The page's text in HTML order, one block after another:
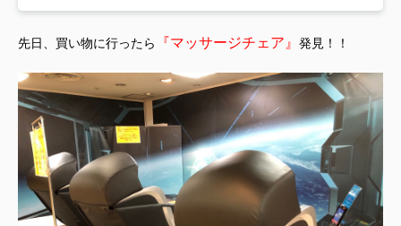
先日、買い物に行ったら 『マッサージチェア』 発見！！